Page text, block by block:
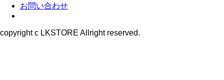
お問い合わせ
copyright c LKSTORE Allright reserved.